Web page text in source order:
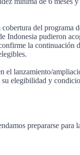
del programa
Indonesia pudieron
la continuación
el lanzamiento/
elegibilidad y
prepararse para